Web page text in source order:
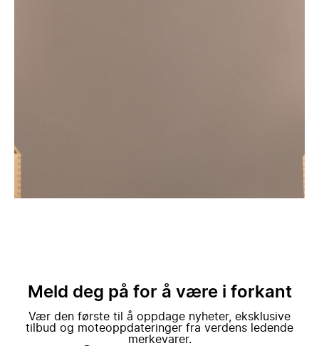
Meld deg på for å være i forkant
Vær den første til å oppdage nyheter, eksklusive
tilbud og moteoppdateringer fra verdens ledende
merkevarer.